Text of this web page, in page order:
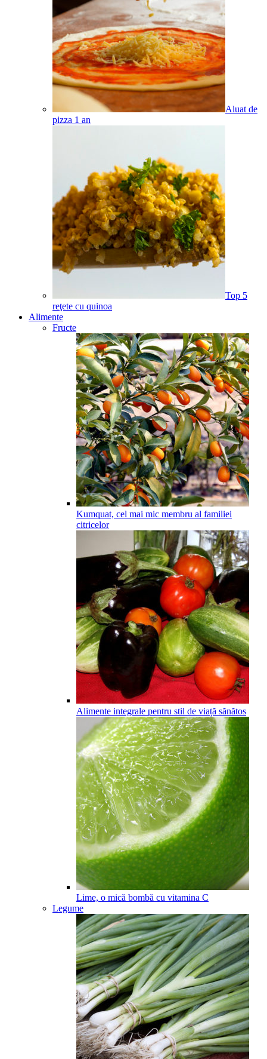
Aluat de
pizza 1 an
Top 5
reţete cu quinoa
Alimente
Fructe
Kumquat, cel mai mic membru al familiei
citricelor
Alimente integrale pentru stil de viață sănătos
Lime, o mică bombă cu vitamina C
Legume